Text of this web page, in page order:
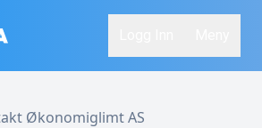
Økonomiglimt AS